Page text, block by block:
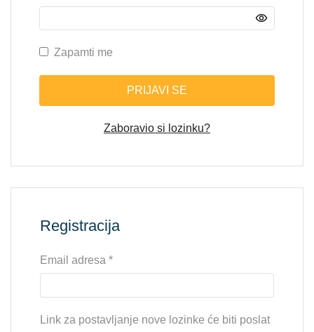
Zapamti me
PRIJAVI SE
Zaboravio si lozinku?
Registracija
Email adresa*
Link za postavljanje nove lozinke će biti poslat